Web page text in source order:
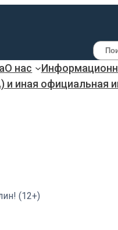
О нас
иная официальная
(12+)